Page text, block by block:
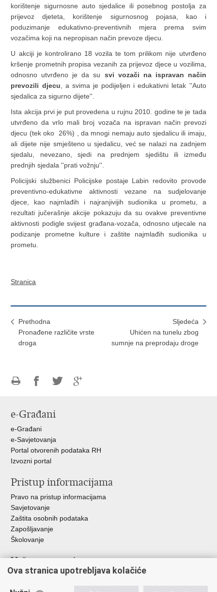
korištenje sigurnosne auto sjedalice ili posebnog postolja za
prijevoz djeteta, korištenje sigurnosnog pojasa, kao i
poduzimanje edukativno-preventivnih mjera prema svim
vozačima koji na nepropisan način prevoze djecu.
U akciji je kontrolirano 18 vozila te tom prilikom nije utvrđeno
kršenje prometnih propisa vezanih za prijevoz djece u vozilima,
odnosno utvrđeno je da su svi vozači na ispravan način
prevozili djecu , a svima je podijeljen i edukativni letak ''Auto
sjedalica za sigurno dijete''.
Ista akcija prvi je put provedena u rujnu 2010. godine te je tada
utvrđeno da vrlo mali broj vozača na ispravan način prevozi
djecu (tek oko 26%) , da mnogi nemaju auto sjedalicu ili imaju,
ali dijete nije smješteno u sjedalicu, već se nalazi na zadnjem
sjedalu, nevezano, sjedi na prednjem sjedištu ili između
prednjih sjedala ''prati vožnju''.
Policijski službenici Policijske postaje Labin redovito provode
preventivno-edukativne aktivnosti vezane na sudjelovanje
djece, kao najmlađih i najranjivijih sudionika u prometu, a
rezultati jučerašnje akcije pokazuju da su ovakve preventivne
aktivnosti podigle svijest građana-vozača, odnosno utjecale na
podizanje prometne kulture i zaštite najmlađih sudionika u
prometu.
Stranica
Prethodna
Pronađene različite vrste
droga
Sljedeća
Uhićen na tunelu zbog
sumnje na preprodaju droge
FacebookuTwitteru
e-Građani
e-Građani
e-Savjetovanja
Portal otvorenih podataka RH
Izvozni portal
Pristup informacijama
Pravo na pristup informacijama
Savjetovanje
Zaštita osobnih podataka
Zapošljavanje
Školovanje
Važne poveznice
Ministarstvo unutarnjih poslova
Ova stranica upotrebljava kolačiće